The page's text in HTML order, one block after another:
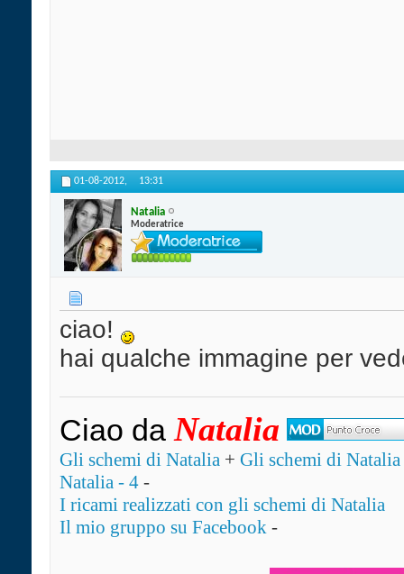
01-08-2012, 13:31
Natalia
Moderatrice
ciao!
hai qualche immagine per
Ciao da Natalia
Gli schemi di Natalia + Gli schemi di
Natalia - 4 -
I ricami realizzati con gli schemi di Natalia
Il mio gruppo su Facebook -